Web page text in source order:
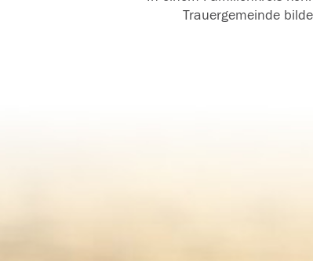
Trauergemeinde